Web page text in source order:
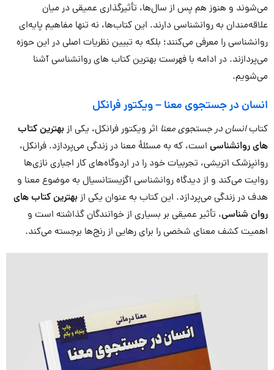
می‌شوند و هنوز هم پس از سال‌ها، تأثیرگذاری عمیقی در میان
علاقه‌مندان به روانشناسی دارند. این کتاب‌ها، نه تنها مفاهیم پایه‌ای
روانشناسی را معرفی می‌کنند؛ بلکه به تبیین نظریات اصلی در این حوزه
می‌پردازند. در ادامه با فهرست بهترین کتاب های روانشناسی آشنا
می‌شویم.
انسان در جستجوی معنا–ویکتور فرانکل
کتابانسان در جستجوی معنا اثر ویکتور فرانکل، یکی ازبهترین کتاب
های روانشناسی است، که به مسئلۀ معنا در زندگی می‌پردازد. فرانکل،
روانپزشک اتریشی، تجربیات خود را در اردوگاه‌های کار اجباری نازی‌ها
روایت می‌کند و از دیدگاه روانشناسی اگزیستانسیال به موضوع معنا و
هدف در زندگی می‌پردازد. این کتاب به عنوان یکی ازبهترین کتاب های
روان شناسی، تأثیر عمیقی بر بسیاری از خوانندگان گذاشته است و
اهمیت کشف معنای شخصی را برای رهایی از رنج‌ها برجسته می‌کند.